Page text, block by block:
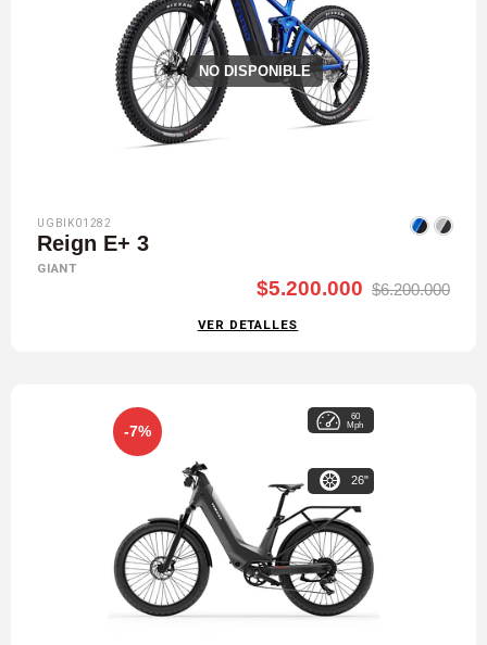
NO DISPONIBLE
UGBIK01282
Reign E+ 3
GIANT
$5.200.000 $6.200.000
VER DETALLES
-7%
60
Mph
26"